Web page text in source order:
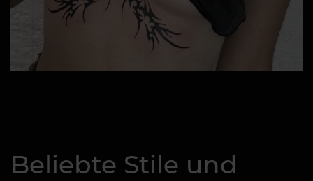
Beliebte Stile und